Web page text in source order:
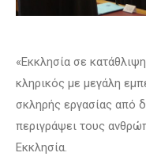
«Εκκλησία σε
κληρικός με μεγάλη
σκληρής εργασίας από
περιγράψει τους
Εκκλησία.